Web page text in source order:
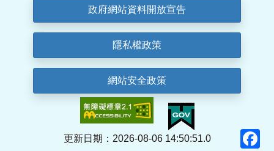
政府網站資料開放宣告
隱私權政策
網站安全政策
更新日期：2026-08-06 14:50:51.0